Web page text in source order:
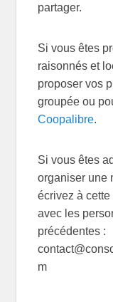
partager.
Si vous êtes
raisonnés et
proposer vos
groupée ou
Coopalibre.
Si vous êtes
organiser une
écrivez à
avec les
précédentes :
m